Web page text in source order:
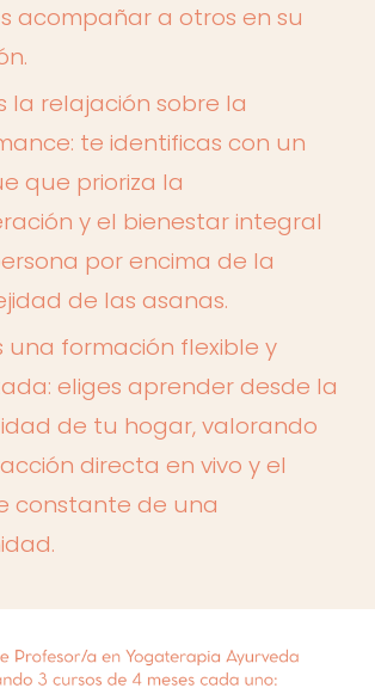
acompañar a otros en su
la relajación sobre la
te identificas con un
que prioriza la
y el bienestar integral
por encima de la
de las asanas.
una formación flexible y
eliges aprender desde la
de tu hogar, valorando
directa en vivo y el
constante de una